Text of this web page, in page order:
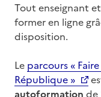
Tout enseignant
former en ligne
disposition.
Le parcours «
République »
autoformation de